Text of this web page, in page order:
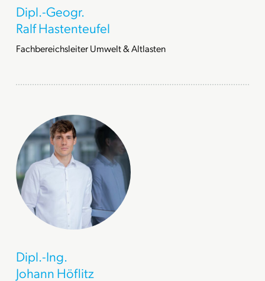
Dipl.-Geogr.
Ralf Hastenteufel
Fachbereichsleiter Umwelt & Altlasten
Dipl.-Ing.
Johann Höflitz